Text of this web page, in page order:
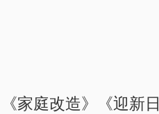
家庭改造》《迎新